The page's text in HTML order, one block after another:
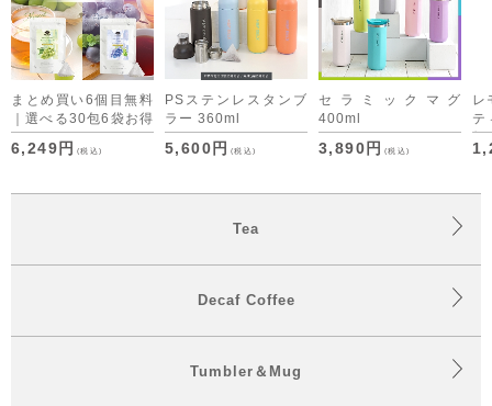
まとめ買い6個目無料
｜選べる30包6袋お得
セット デカフェコー
ヒーも仲間入り
6,249円 (税込)
PSステンレスタンブ
ラー 360ml
5,600円 (税込)
セラミックマグ
400ml
3,890円 (税込)
レ
テ
便
Tea
Decaf Coffee
Tumbler＆Mug